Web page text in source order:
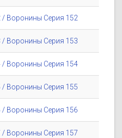
/ Воронины Серия 152
/ Воронины Серия 153
/ Воронины Серия 154
/ Воронины Серия 155
/ Воронины Серия 156
/ Воронины Серия 157